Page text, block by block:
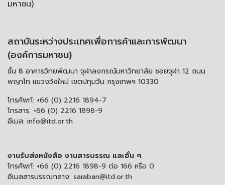
มหาชน)
สถาบันระหว่างประเทศเพื่อการค้าและการพัฒนา
(องค์การมหาชน)
ชั้น 8 อาคารวิทยพัฒนา จุฬาลงกรณ์มหาวิทยาลัย ซอยจุฬา 12 ถนน
พญาไท แขวงวังใหม่ เขตปทุมวัน กรุงเทพฯ 10330
โทรศัพท์: +66 (0) 2216 1894-7
โทรสาร: +66 (0) 2216 1898-9
อีเมล: info@itd.or.th
งานรับส่งหนังสือ งานสารบรรณ และอื่น ๆ
โทรศัพท์: +66 (0) 2216 1898-9 ต่อ 166 หรือ 0
อีเมลสารบรรณกลาง: saraban@itd.or.th